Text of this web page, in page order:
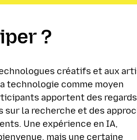
?
créatifs et aux
technologie comme moyen
apportent des regards
la recherche et des
Une expérience en IA,
mais une certaine